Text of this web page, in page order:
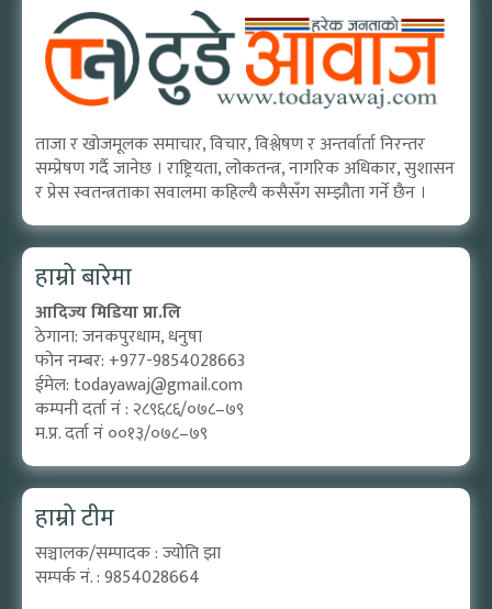
ताजा र खोजमूलक समाचार, विचार, विश्लेषण र अन्तर्वार्ता निरन्तर
सम्प्रेषण गर्दै जानेछ । राष्ट्रियता, लोकतन्त्र, नागरिक अधिकार, सुशासन
र प्रेस स्वतन्त्रताका सवालमा कहिल्यै कसैसँग सम्झौता गर्ने छैन ।
हाम्रो बारेमा
आदिज्य मिडिया प्रा.लि
ठेगाना: जनकपुरधाम, धनुषा
फोन नम्बर: +977-9854028663
ईमेल: todayawaj@gmail.com
कम्पनी दर्ता नं : २८९६८६/०७८–७९
म.प्र. दर्ता नं ००१३/०७८–७९
हाम्रो टीम
सञ्चालक/सम्पादक : ज्योति झा
सम्पर्क नं. : 9854028664